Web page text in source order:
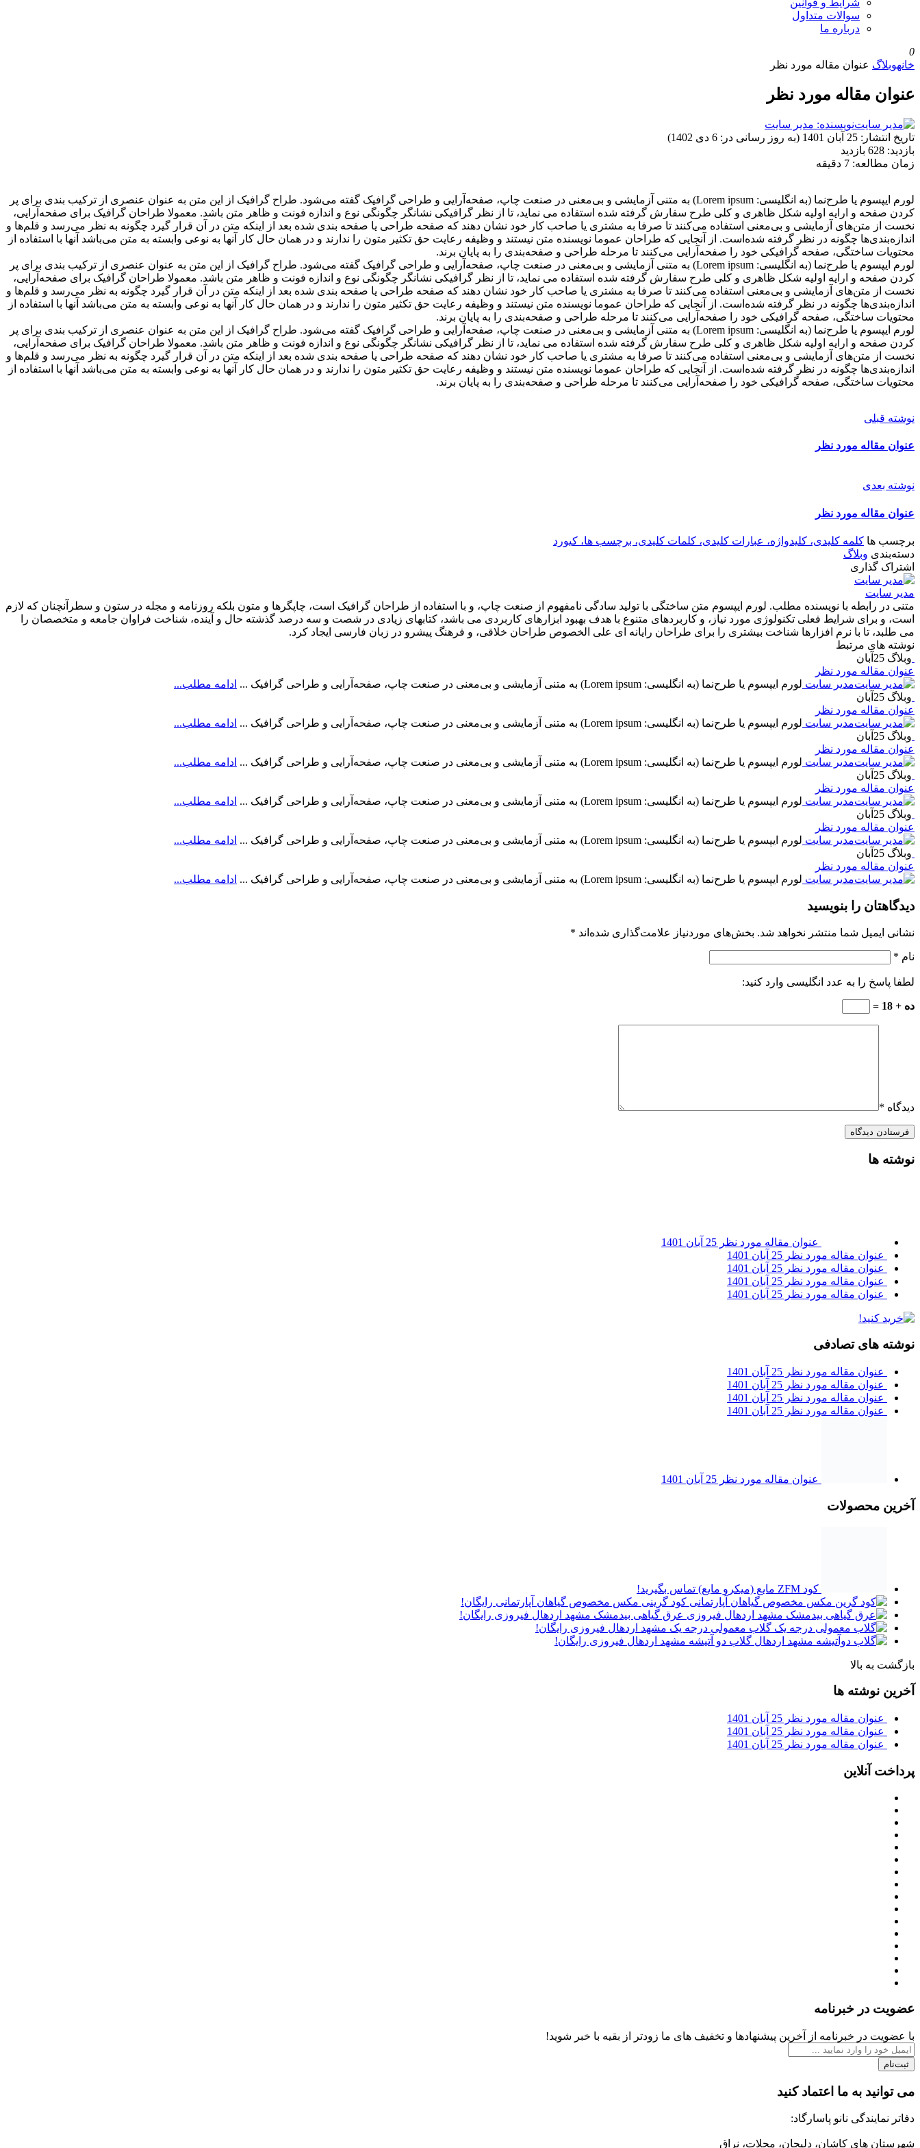
شرایط و قوانین
سوالات متداول
درباره ما
0
خانهوبلاگ عنوان مقاله مورد نظر
عنوان مقاله مورد نظر
نویسنده: مدیر سایت
تاریخ انتشار: 25 آبان 1401 (به روز رسانی در: 6 دی 1402)
بازدید: 628 بازدید
زمان مطالعه: 7 دقیقه
لورم ایپسوم یا طرح‌نما (به انگلیسی: Lorem ipsum) به متنی آزمایشی و بی‌معنی در صنعت چاپ، صفحه‌آرایی و طراحی گرافیک گفته می‌شود. طراح گرافیک از این متن به عنوان عنصری از ترکیب بندی برای پر
کردن صفحه و ارایه اولیه شکل ظاهری و کلی طرح سفارش گرفته شده استفاده می نماید، تا از نظر گرافیکی نشانگر چگونگی نوع و اندازه فونت و ظاهر متن باشد. معمولا طراحان گرافیک برای صفحه‌آرایی،
نخست از متن‌های آزمایشی و بی‌معنی استفاده می‌کنند تا صرفا به مشتری یا صاحب کار خود نشان دهند که صفحه طراحی یا صفحه بندی شده بعد از اینکه متن در آن قرار گیرد چگونه به نظر می‌رسد و قلم‌ها و
اندازه‌بندی‌ها چگونه در نظر گرفته شده‌است. از آنجایی که طراحان عموما نویسنده متن نیستند و وظیفه رعایت حق تکثیر متون را ندارند و در همان حال کار آنها به نوعی وابسته به متن می‌باشد آنها با استفاده از
محتویات ساختگی، صفحه گرافیکی خود را صفحه‌آرایی می‌کنند تا مرحله طراحی و صفحه‌بندی را به پایان برند.
لورم ایپسوم یا طرح‌نما (به انگلیسی: Lorem ipsum) به متنی آزمایشی و بی‌معنی در صنعت چاپ، صفحه‌آرایی و طراحی گرافیک گفته می‌شود. طراح گرافیک از این متن به عنوان عنصری از ترکیب بندی برای پر
کردن صفحه و ارایه اولیه شکل ظاهری و کلی طرح سفارش گرفته شده استفاده می نماید، تا از نظر گرافیکی نشانگر چگونگی نوع و اندازه فونت و ظاهر متن باشد. معمولا طراحان گرافیک برای صفحه‌آرایی،
نخست از متن‌های آزمایشی و بی‌معنی استفاده می‌کنند تا صرفا به مشتری یا صاحب کار خود نشان دهند که صفحه طراحی یا صفحه بندی شده بعد از اینکه متن در آن قرار گیرد چگونه به نظر می‌رسد و قلم‌ها و
اندازه‌بندی‌ها چگونه در نظر گرفته شده‌است. از آنجایی که طراحان عموما نویسنده متن نیستند و وظیفه رعایت حق تکثیر متون را ندارند و در همان حال کار آنها به نوعی وابسته به متن می‌باشد آنها با استفاده از
محتویات ساختگی، صفحه گرافیکی خود را صفحه‌آرایی می‌کنند تا مرحله طراحی و صفحه‌بندی را به پایان برند.
لورم ایپسوم یا طرح‌نما (به انگلیسی: Lorem ipsum) به متنی آزمایشی و بی‌معنی در صنعت چاپ، صفحه‌آرایی و طراحی گرافیک گفته می‌شود. طراح گرافیک از این متن به عنوان عنصری از ترکیب بندی برای پر
کردن صفحه و ارایه اولیه شکل ظاهری و کلی طرح سفارش گرفته شده استفاده می نماید، تا از نظر گرافیکی نشانگر چگونگی نوع و اندازه فونت و ظاهر متن باشد. معمولا طراحان گرافیک برای صفحه‌آرایی،
نخست از متن‌های آزمایشی و بی‌معنی استفاده می‌کنند تا صرفا به مشتری یا صاحب کار خود نشان دهند که صفحه طراحی یا صفحه بندی شده بعد از اینکه متن در آن قرار گیرد چگونه به نظر می‌رسد و قلم‌ها و
اندازه‌بندی‌ها چگونه در نظر گرفته شده‌است. از آنجایی که طراحان عموما نویسنده متن نیستند و وظیفه رعایت حق تکثیر متون را ندارند و در همان حال کار آنها به نوعی وابسته به متن می‌باشد آنها با استفاده از
محتویات ساختگی، صفحه گرافیکی خود را صفحه‌آرایی می‌کنند تا مرحله طراحی و صفحه‌بندی را به پایان برند.
نوشته قبلی
عنوان مقاله مورد نظر
نوشته بعدی
عنوان مقاله مورد نظر
برچسب ها کلمه کلیدی، کلیدواژه، عبارات کلیدی، کلمات کلیدی، برچسب ها، کیورد
دسته‌بندی وبلاگ
اشتراک گذاری
مدیر سایت
متنی در رابطه با نویسنده مطلب. لورم ایپسوم متن ساختگی با تولید سادگی نامفهوم از صنعت چاپ، و با استفاده از طراحان گرافیک است، چاپگرها و متون بلکه روزنامه و مجله در ستون و سطرآنچنان که لازم
است، و برای شرایط فعلی تکنولوژی مورد نیاز، و کاربردهای متنوع با هدف بهبود ابزارهای کاربردی می باشد، کتابهای زیادی در شصت و سه درصد گذشته حال و آینده، شناخت فراوان جامعه و متخصصان را
می طلبد، تا با نرم افزارها شناخت بیشتری را برای طراحان رایانه ای علی الخصوص طراحان خلاقی، و فرهنگ پیشرو در زبان فارسی ایجاد کرد.
نوشته های مرتبط
وبلاگ 25 آبان
عنوان مقاله مورد نظر
مدیر سایت لورم ایپسوم یا طرح‌نما (به انگلیسی: Lorem ipsum) به متنی آزمایشی و بی‌معنی در صنعت چاپ، صفحه‌آرایی و طراحی گرافیک ...
ادامه مطلب...
وبلاگ 25 آبان
عنوان مقاله مورد نظر
مدیر سایت لورم ایپسوم یا طرح‌نما (به انگلیسی: Lorem ipsum) به متنی آزمایشی و بی‌معنی در صنعت چاپ، صفحه‌آرایی و طراحی گرافیک ...
ادامه مطلب...
وبلاگ 25 آبان
عنوان مقاله مورد نظر
مدیر سایت لورم ایپسوم یا طرح‌نما (به انگلیسی: Lorem ipsum) به متنی آزمایشی و بی‌معنی در صنعت چاپ، صفحه‌آرایی و طراحی گرافیک ...
ادامه مطلب...
وبلاگ 25 آبان
عنوان مقاله مورد نظر
مدیر سایت لورم ایپسوم یا طرح‌نما (به انگلیسی: Lorem ipsum) به متنی آزمایشی و بی‌معنی در صنعت چاپ، صفحه‌آرایی و طراحی گرافیک ...
ادامه مطلب...
وبلاگ 25 آبان
عنوان مقاله مورد نظر
مدیر سایت لورم ایپسوم یا طرح‌نما (به انگلیسی: Lorem ipsum) به متنی آزمایشی و بی‌معنی در صنعت چاپ، صفحه‌آرایی و طراحی گرافیک ...
ادامه مطلب...
وبلاگ 25 آبان
عنوان مقاله مورد نظر
مدیر سایت لورم ایپسوم یا طرح‌نما (به انگلیسی: Lorem ipsum) به متنی آزمایشی و بی‌معنی در صنعت چاپ، صفحه‌آرایی و طراحی گرافیک ... ادامه مطلب...
دیدگاهتان را بنویسید
نشانی ایمیل شما منتشر نخواهد شد. بخش‌های موردنیاز علامت‌گذاری شده‌اند *
نام *
لطفا پاسخ را به عدد انگلیسی وارد کنید:
ده + 18 =
دیدگاه *
نوشته ها
عنوان مقاله مورد نظر 25 آبان 1401
عنوان مقاله مورد نظر 25 آبان 1401
عنوان مقاله مورد نظر 25 آبان 1401
عنوان مقاله مورد نظر 25 آبان 1401
عنوان مقاله مورد نظر 25 آبان 1401
نوشته های تصادفی
عنوان مقاله مورد نظر 25 آبان 1401
عنوان مقاله مورد نظر 25 آبان 1401
عنوان مقاله مورد نظر 25 آبان 1401
عنوان مقاله مورد نظر 25 آبان 1401
عنوان مقاله مورد نظر 25 آبان 1401
آخرین محصولات
کود ZFM مایع (میکرو مایع)
تماس بگیرید!
کود گرینی مکس مخصوص گیاهان آپارتمانی رایگان!
عرق گیاهی بیدمشک مشهد اردهال فیروزی رایگان!
گلاب معمولی درجه یک مشهد اردهال فیروزی رایگان!
گلاب دو آتیشه مشهد اردهال فیروزی رایگان!
بازگشت به بالا
آخرین نوشته ها
عنوان مقاله مورد نظر 25 آبان 1401
عنوان مقاله مورد نظر 25 آبان 1401
عنوان مقاله مورد نظر 25 آبان 1401
پرداخت آنلاین
عضویت در خبرنامه
با عضویت در خبرنامه از آخرین پیشنهادها و تخفیف های ما زودتر از بقیه با خبر شوید!
ثبت‌نام
می توانید به ما اعتماد کنید
دفاتر نمایندگی نانو پاسارگاد:
شهرستان های کاشان، دلیجان، محلات، نراق